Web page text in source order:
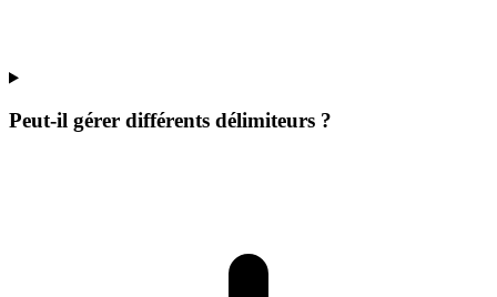
Peut-il gérer différents délimiteurs ?